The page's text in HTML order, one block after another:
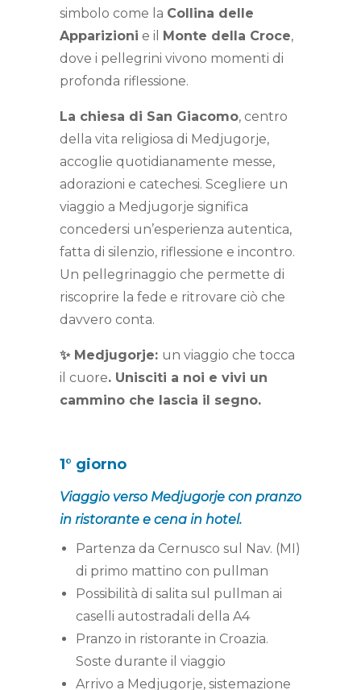
simbolo come la Collina delle
Apparizioni e il Monte della Croce,
dove i pellegrini vivono momenti di
profonda riflessione.
La chiesa di San Giacomo, centro
della vita religiosa di Medjugorje,
accoglie quotidianamente messe,
adorazioni e catechesi. Scegliere un
viaggio a Medjugorje significa
concedersi un’esperienza autentica,
fatta di silenzio, riflessione e incontro.
Un pellegrinaggio che permette di
riscoprire la fede e ritrovare ciò che
davvero conta.
✨ Medjugorje: un viaggio che tocca
il cuore. Unisciti a noi e vivi un
cammino che lascia il segno.
1° giorno
Viaggio verso Medjugorje con pranzo
in ristorante e cena in hotel.
Partenza da Cernusco sul Nav. (MI)
di primo mattino con pullman
Possibilità di salita sul pullman ai
caselli autostradali della A4
Pranzo in ristorante in Croazia.
Soste durante il viaggio
Arrivo a Medjugorje, sistemazione